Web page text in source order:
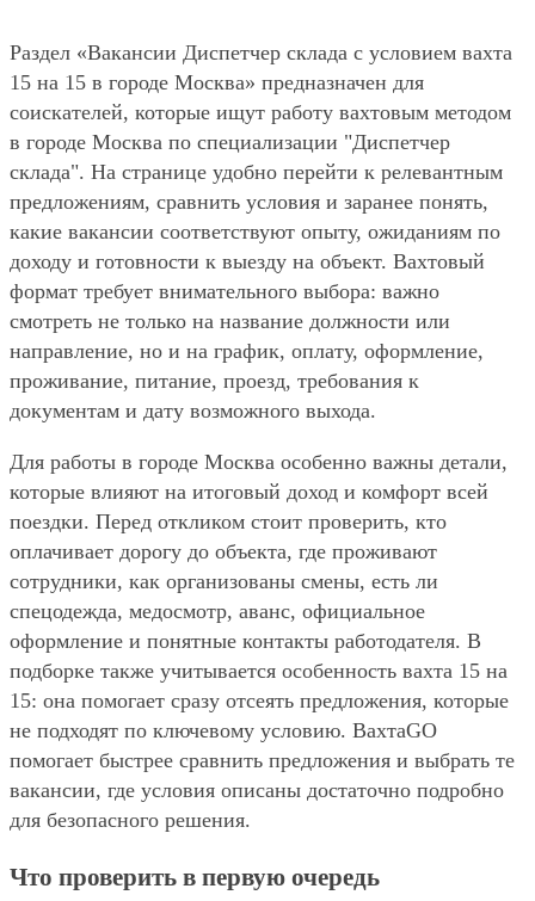
Раздел «Вакансии Диспетчер склада с условием вахта
15 на 15 в городе Москва» предназначен для
соискателей, которые ищут работу вахтовым методом
в городе Москва по специализации "Диспетчер
склада". На странице удобно перейти к релевантным
предложениям, сравнить условия и заранее понять,
какие вакансии соответствуют опыту, ожиданиям по
доходу и готовности к выезду на объект. Вахтовый
формат требует внимательного выбора: важно
смотреть не только на название должности или
направление, но и на график, оплату, оформление,
проживание, питание, проезд, требования к
документам и дату возможного выхода.
Для работы в городе Москва особенно важны детали,
которые влияют на итоговый доход и комфорт всей
поездки. Перед откликом стоит проверить, кто
оплачивает дорогу до объекта, где проживают
сотрудники, как организованы смены, есть ли
спецодежда, медосмотр, аванс, официальное
оформление и понятные контакты работодателя. В
подборке также учитывается особенность вахта 15 на
15: она помогает сразу отсеять предложения, которые
не подходят по ключевому условию. ВахтаGO
помогает быстрее сравнить предложения и выбрать те
вакансии, где условия описаны достаточно подробно
для безопасного решения.
Что проверить в первую очередь